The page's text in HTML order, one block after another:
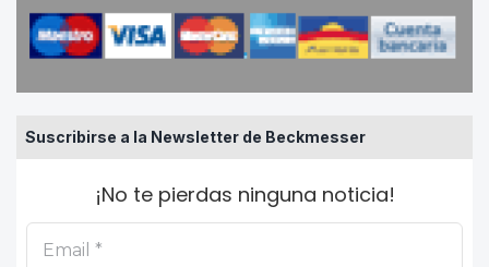
Suscribirse a la Newsletter de Beckmesser
¡No te pierdas ninguna noticia!